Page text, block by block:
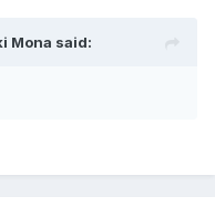
Mona said: